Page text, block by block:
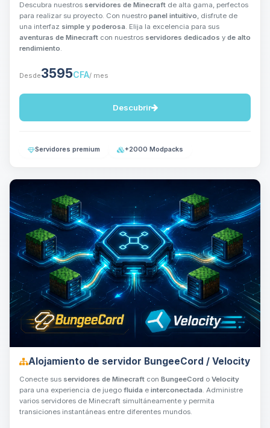
Descubra nuestros servidores de Minecraft de alta gama, perfectos
para realizar su proyecto. Con nuestro panel intuitivo, disfrute de
una interfaz simple y poderosa. Elija la excelencia para sus
aventuras de Minecraft con nuestros servidores dedicados y de alto
rendimiento.
Desde3595CFA/ mes
Descubrir
Servidores premium +2000 Modpacks
Alojamiento de servidor BungeeCord / Velocity
Conecte sus servidores de Minecraft con BungeeCord o Velocity
para una experiencia de juego fluida e interconectada. Administre
varios servidores de Minecraft simultáneamente y permita
transiciones instantáneas entre diferentes mundos.